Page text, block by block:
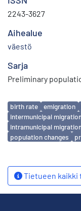
2243-3627
Aihealue
väestö
Sarja
Preliminary
Avainsanat
birth rate emigration
intermunicipal
intramunicipal
population changes
Tietueen kaikki